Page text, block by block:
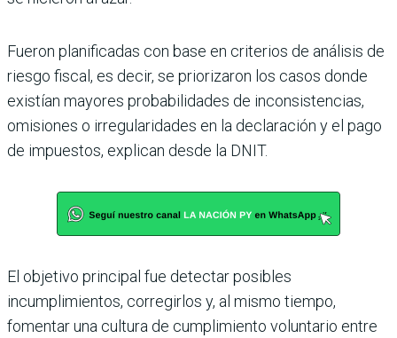
Fueron planificadas con base en criterios de análisis de
riesgo fiscal, es decir, se priorizaron los casos donde
existían mayores probabilidades de inconsistencias,
omisiones o irregularidades en la declaración y el pago
de impuestos, explican desde la DNIT.
El objetivo principal fue detectar posibles
incumplimientos, corregirlos y, al mismo tiempo,
fomentar una cultura de cumplimiento voluntario entre